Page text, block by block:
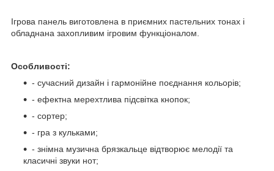
Ігрова панель виготовлена в приємних пастельних тонах і
обладнана захопливим ігровим функціоналом.
Особливості:
- сучасний дизайн і гармонійне поєднання кольорів;
- ефектна мерехтлива підсвітка кнопок;
- сортер;
- гра з кульками;
- знімна музична брязкальце відтворює мелодії та
класичні звуки нот;